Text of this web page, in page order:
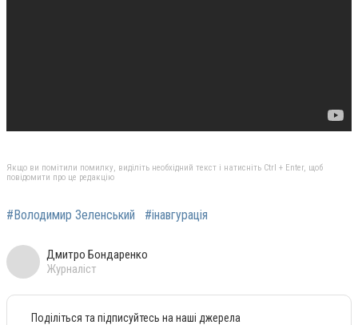
Якщо ви помітили помилку, виділіть необхідний текст і натисніть Ctrl + Enter, щоб
повідомити про це редакцію
#Володимир Зеленський #інавгурація
Дмитро Бондаренко
Журналіст
Поділіться та підписуйтесь на наші джерела